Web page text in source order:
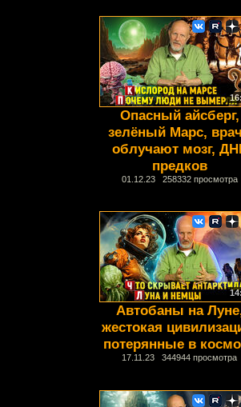
Опасный айсберг,
зелёный Марс,
облучают мозг,
предков
01.12.23 258332 просмотра
Автобаны на
жестокая
потерянные в
17.11.23 344944 просмотра